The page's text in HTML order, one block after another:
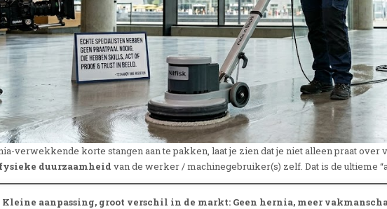
verwekkende korte stangen aan te pakken, laat je zien dat je niet alleen praat over
fysieke duurzaamheid van de werker / machinegebruiker(s) zelf. Dat is de ultieme
Kleine aanpassing, groot verschil in de markt: Geen hernia, meer